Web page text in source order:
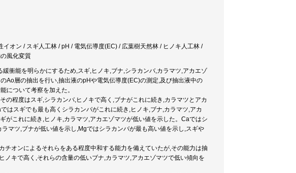
オン / スギ人工林 / pH / 電気伝導度(EC) / 広葉樹天然林 / ヒノキ人工林 /
風化変質
衝能を明らかにするため,スギ,ヒノキ,ブナ,シラカンバ,カラマツ,アカエゾ
Ao層の抽出を行い,抽出液のpHや電気伝導度(EC)の測定,及び抽出液中の
について考察を加えた。
程度はスギ,シラカンバ,ヒノキで高く,ブナがこれに続き,カラマツとアカ
はスギでも最も高くシラカンバがこれに続き,ヒノキ,ブナ,カラマツ,アカ
がこれに続き,ヒノキ,カラマツ,アカエゾマツが低い値を示した。Caではシ
マツ,ブナが低い値を示し,Mgではシラカンバが最も高い値を示し,スギや
オンによるそれらをある程度中和する能力を備えていたが,その能力は抽
キで高く,それらの含量の低いブナ,カラマツ,アカエゾマツで低い傾向を